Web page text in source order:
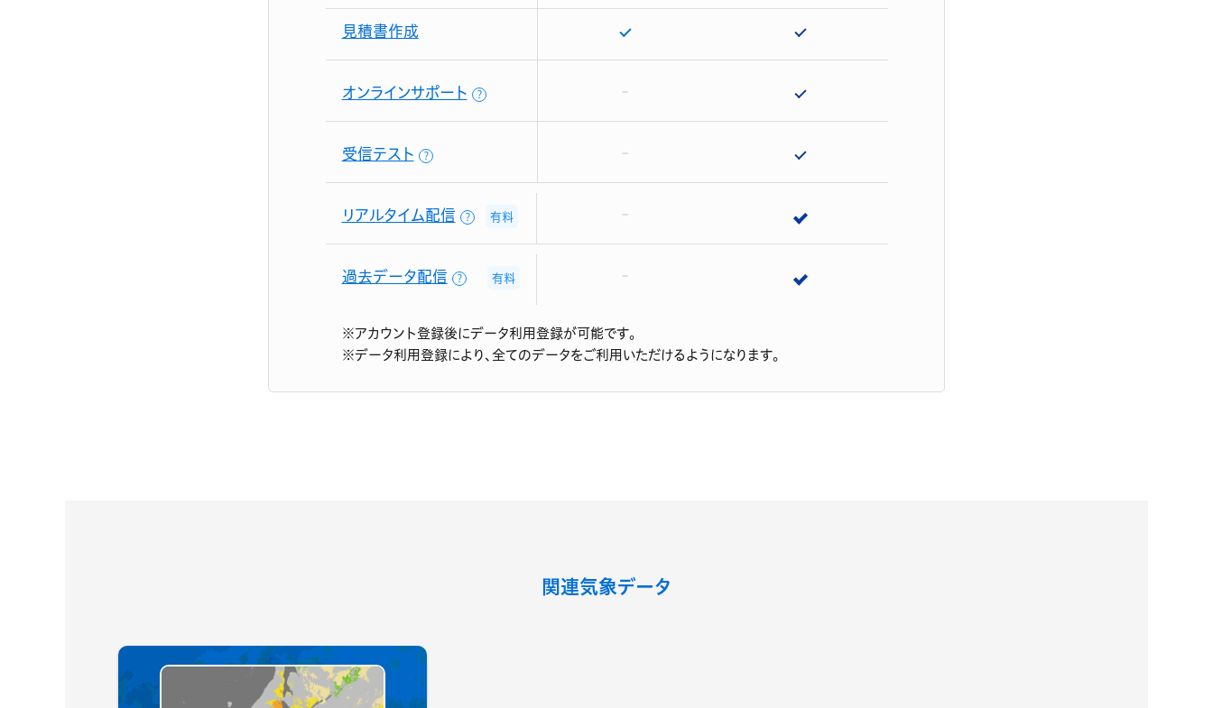
見積書作成
オンラインサポート ？
受信テスト ？
リアルタイム配信 ？ 有料
過去データ配信 ？ 有料
※アカウント登録後にデータ利用登録が可能です。
※データ利用登録により、全てのデータをご利用いただけるようになります。
関連気象データ